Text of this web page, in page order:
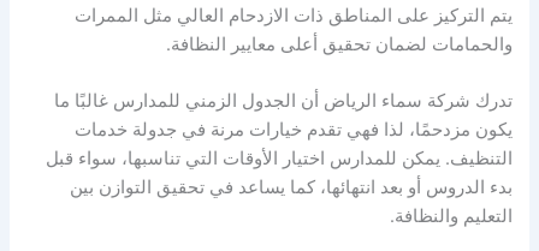
يتم التركيز على المناطق ذات الازدحام العالي مثل الممرات
والحمامات لضمان تحقيق أعلى معايير النظافة.
تدرك شركة سماء الرياض أن الجدول الزمني للمدارس غالبًا ما
يكون مزدحمًا، لذا فهي تقدم خيارات مرنة في جدولة خدمات
التنظيف. يمكن للمدارس اختيار الأوقات التي تناسبها، سواء قبل
بدء الدروس أو بعد انتهائها، كما يساعد في تحقيق التوازن بين
التعليم والنظافة.